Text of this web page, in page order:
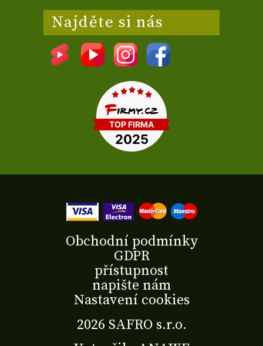
Najděte si nás
2026 SAFRO s.r.o.
Obchodní podmínky
GDPR
přístupnost
napište nám
Nastavení cookies